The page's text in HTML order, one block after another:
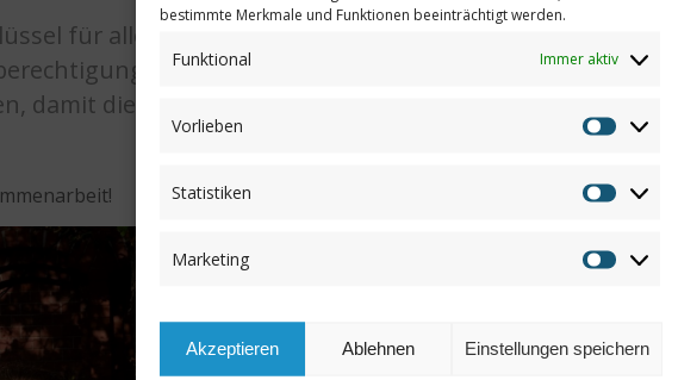
bestimmte Merkmale und Funktionen beeinträchtigt werden.
Funktional Immer aktiv
Vorlieben
Vorlieben
Statistiken
Marketing
Marketing
Akzeptieren Ablehnen Einstellungen speichern
für alles! Ausbildung, Chancengleichheit,
Unterstützen Sie Lehrerinnen und
damit dieser Schlüssel Türen öffnen kann!“ (